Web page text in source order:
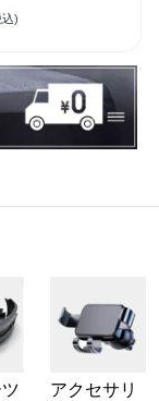
)
アクセサリ